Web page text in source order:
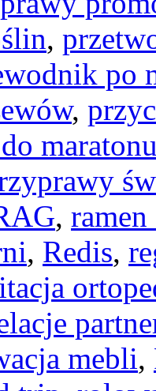
,
po
,
,
, Redis,
mebli,